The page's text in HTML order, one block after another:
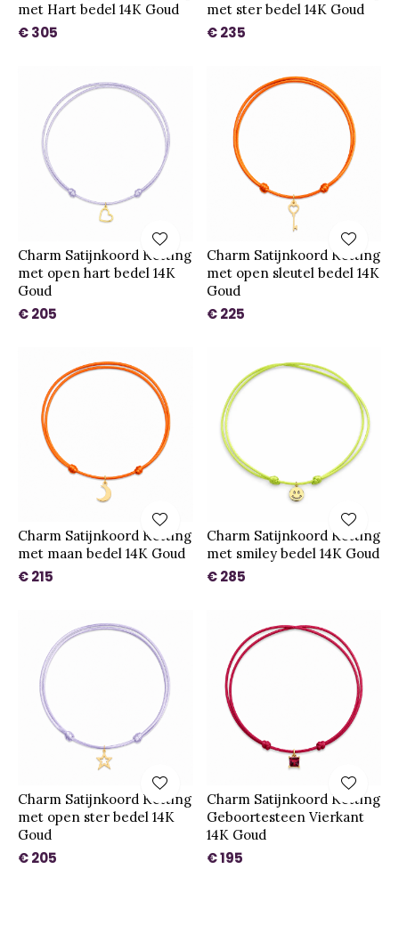
met Hart bedel 14K Goud
€ 305
met ster bedel 14K Goud
€ 235
Charm Satijnkoord Ketting
met open hart bedel 14K
Goud
€ 205
Charm Satijnkoord Ketting
met open sleutel bedel 14K
Goud
€ 225
Charm Satijnkoord Ketting
met maan bedel 14K Goud
€ 215
Charm Satijnkoord Ketting
met smiley bedel 14K Goud
€ 285
Charm Satijnkoord Ketting
met open ster bedel 14K
Goud
€ 205
Charm Satijnkoord Ketting
Geboortesteen Vierkant
14K Goud
€ 195